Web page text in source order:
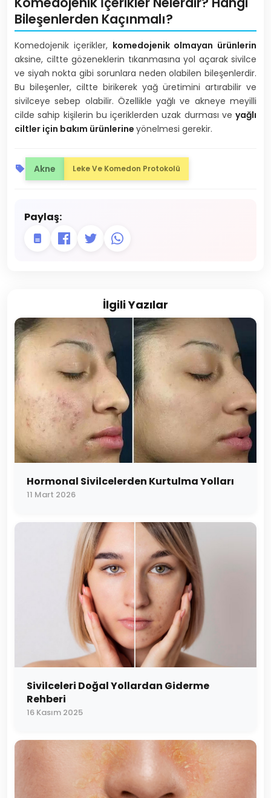
Bileşenlerden Kaçınmalı?
Komedojenik içerikler, komedojenik olmayan ürünlerin
aksine, ciltte gözeneklerin tıkanmasına yol açarak sivilce
ve siyah nokta gibi sorunlara neden olabilen bileşenlerdir.
Bu bileşenler, ciltte birikerek yağ üretimini artırabilir ve
sivilceye sebep olabilir. Özellikle yağlı ve akneye meyilli
cilde sahip kişilerin bu içeriklerden uzak durması ve yağlı
ciltler için bakım ürünlerine yönelmesi gerekir.
Akne Leke Ve Komedon Protokolü
Paylaş:
İlgili Yazılar
Hormonal Sivilcelerden Kurtulma Yolları
11 Mart 2026
Sivilceleri Doğal Yollardan Giderme
Rehberi
16 Kasım 2025